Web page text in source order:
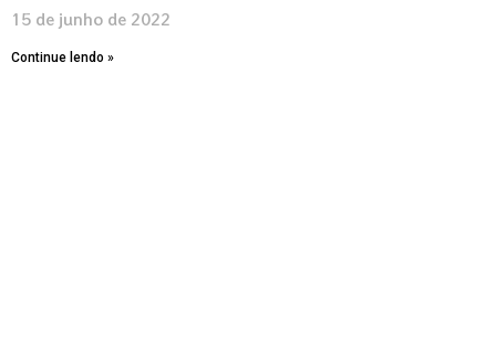
15 de junho de 2022
Continue lendo »